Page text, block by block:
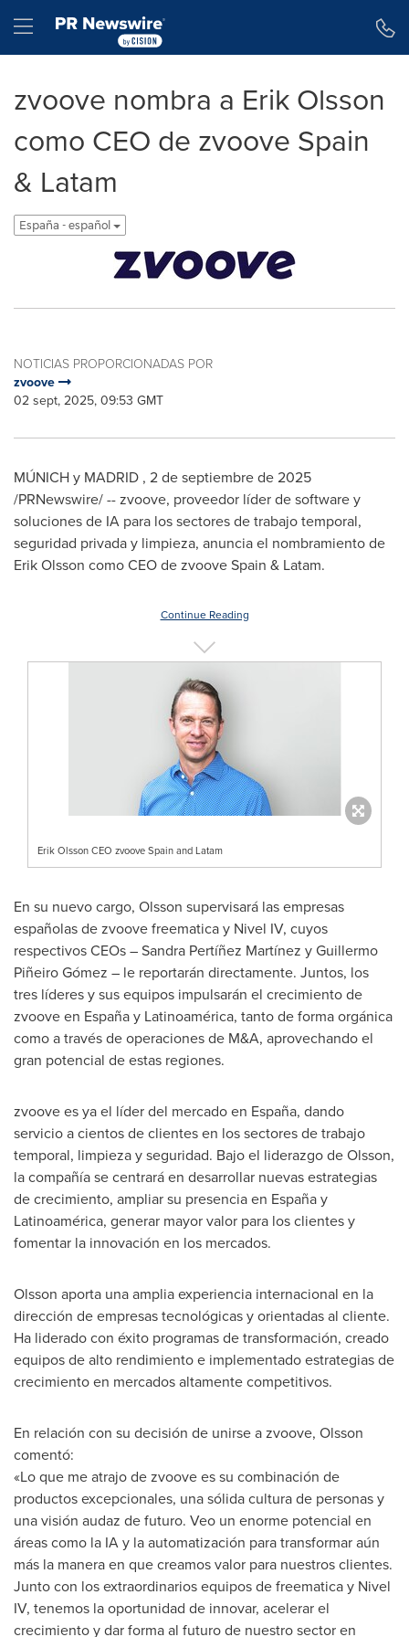
Hamburger menu
zvoove nombra a Erik Olsson
como CEO de zvoove Spain
& Latam
España - español
NOTICIAS PROPORCIONADAS POR
zvoove
02 sept, 2025, 09:53 GMT
MÚNICH y MADRID , 2 de septiembre de 2025
/PRNewswire/ -- zvoove, proveedor líder de software y
soluciones de IA para los sectores de trabajo temporal,
seguridad privada y limpieza, anuncia el nombramiento de
Erik Olsson como CEO de zvooveSpain & Latam.
Continue Reading
Erik Olsson CEO zvoove Spain and Latam
En su nuevo cargo, Olsson supervisará las empresas
españolas de zvoove freematica y Nivel IV, cuyos
respectivos CEOs – Sandra Pertíñez Martínez y Guillermo
Piñeiro Gómez – le reportarán directamente. Juntos, los
tres líderes y sus equipos impulsarán el crecimiento de
zvoove en España y Latinoamérica, tanto de forma orgánica
como a través de operaciones de M&A, aprovechando el
gran potencial de estas regiones.
zvoove es ya el líder del mercado en España, dando
servicio a cientos de clientes en los sectores de trabajo
temporal, limpieza y seguridad. Bajo el liderazgo de Olsson,
la compañía se centrará en desarrollar nuevas estrategias
de crecimiento, ampliar su presencia en España y
Latinoamérica, generar mayor valor para los clientes y
fomentar la innovación en los mercados.
Olsson aporta una amplia experiencia internacional en la
dirección de empresas tecnológicas y orientadas al cliente.
Ha liderado con éxito programas de transformación, creado
equipos de alto rendimiento e implementado estrategias de
crecimiento en mercados altamente competitivos.
En relación con su decisión de unirse a zvoove, Olsson
comentó:
«Lo que me atrajo de zvoove es su combinación de
productos excepcionales, una sólida cultura de personas y
una visión audaz de futuro. Veo un enorme potencial en
áreas como la IA y la automatización para transformar aún
más la manera en que creamos valor para nuestros clientes.
Junto con los extraordinarios equipos de freematica y Nivel
IV, tenemos la oportunidad de innovar, acelerar el
crecimiento y dar forma al futuro de nuestro sector en